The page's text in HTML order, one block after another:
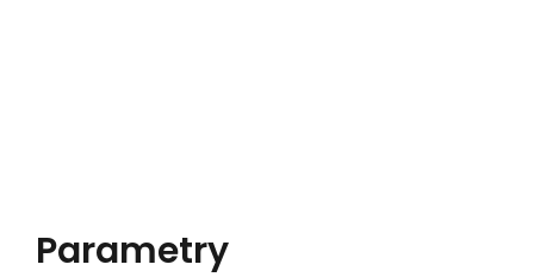
Parametry